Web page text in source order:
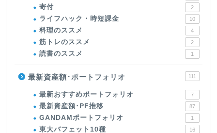
寄付 2
ライフハック・時短課金 10
料理のススメ 4
筋トレのススメ 2
読書のススメ 1
最新資産額･ポートフォリオ 111
最新おすすめポートフォリオ 7
最新資産額･PF推移 87
GANDAMポートフォリオ 1
東大バフェット10種 16